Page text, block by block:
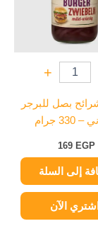
+
بصل للبرجر
330 جرام
169 EGP
إلى السلة
اشتري الآن